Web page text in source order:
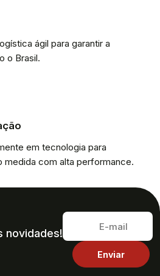
ágil para garantir a
o Brasil.
em tecnologia para
com alta performance.
novidades!